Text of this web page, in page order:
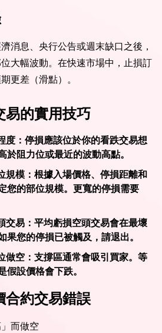
消息、央行公告或週末缺口之後，
大幅波動。在快速市場中，止損訂
更差（滑點）。
易的實用技巧
度：停損應該位於你的看跌交易想
於阻力位或最近的波動高點。
規模：根據入場價格、停損距離和
您的部位規模。更寬的停損需要
交易：平均虧損空頭交易會在最壞
果您的停損已被觸及，請退出。
做空：支撐區通常會吸引買家。等
設價格會下跌。
合約交易錯誤
而做空